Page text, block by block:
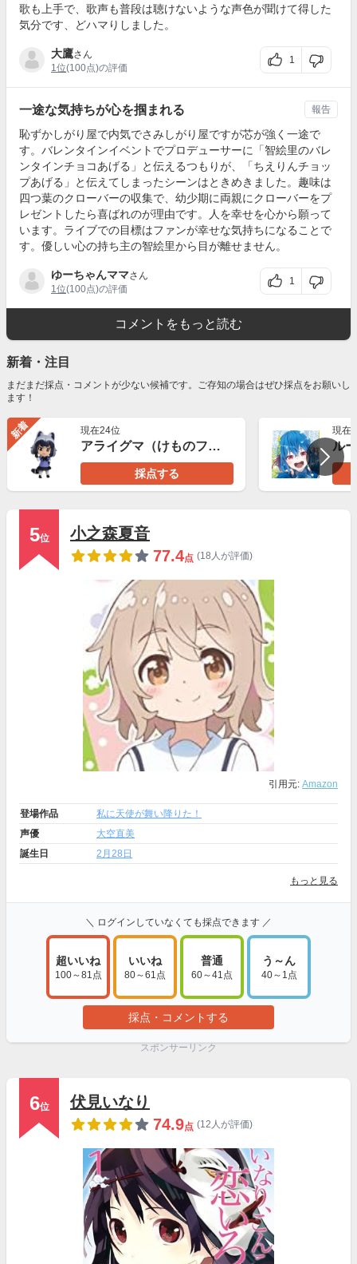
歌も上手で、歌声も普段は聴けないような声色が聞けて得した
気分です、どハマりしました。
大鷹さん
1位(100点)の評価
1
一途な気持ちが心を掴まれる
恥ずかしがり屋で内気でさみしがり屋ですが芯が強く一途で
す。バレンタインイベントでプロデューサーに「智絵里のバレ
ンタインチョコあげる」と伝えるつもりが、「ちえりんチョッ
プあげる」と伝えてしまったシーンはときめきました。趣味は
四つ葉のクローバーの収集で、幼少期に両親にクローバーをプ
レゼントしたら喜ばれのが理由です。人を幸せを心から願って
います。ライブでの目標はファンが幸せな気持ちになることで
す。優しい心の持ち主の智絵里から目が離せません。
ゆーちゃんママさん
1位(100点)の評価
1
報告
コメントをもっと読む
新着・注目
まだまだ採点・コメントが少ない候補です。ご存知の場合はぜひ採点をお願いし
ます！
新着 現在24位
アライグマ（けものフレンズ）
採点する
現在
ル
5位
小之森夏音
77.4点 (18人が評価)
引用元: Amazon
登場作品
私に天使が舞い降りた！
声優
大空直美
誕生日
2月28日
もっと見る
＼ ログインしていなくても採点できます ／
超いいね
100～81点
いいね
80～61点
普通
60～41点
う～ん
40～1点
採点・コメントする
スポンサーリンク
6位
伏見いなり
74.9点 (12人が評価)